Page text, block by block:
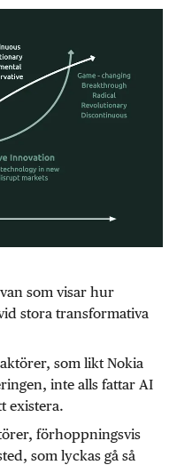
som visar hur
stora transformativa
som likt Nokia
inte alls fattar AI
existera.
förhoppningsvis
som lyckas gå så